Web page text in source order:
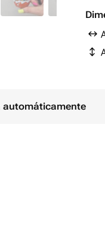
automáticamente